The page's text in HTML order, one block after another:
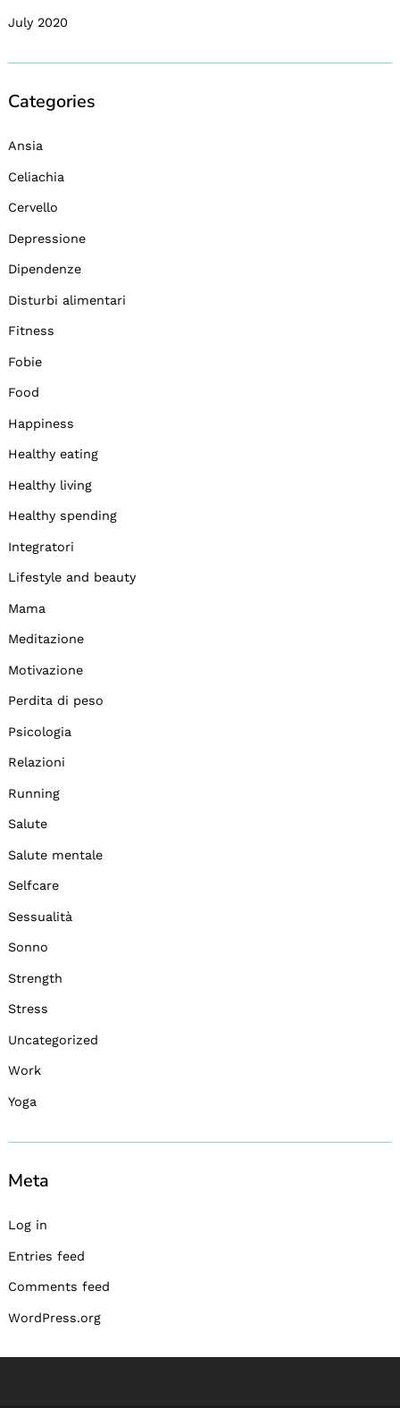
July 2020
Categories
Ansia
Celiachia
Cervello
Depressione
Dipendenze
Disturbi alimentari
Fitness
Fobie
Food
Happiness
Healthy eating
Healthy living
Healthy spending
Integratori
Lifestyle and beauty
Mama
Meditazione
Motivazione
Perdita di peso
Psicologia
Relazioni
Running
Salute
Salute mentale
Selfcare
Sessualità
Sonno
Strength
Stress
Uncategorized
Work
Yoga
Meta
Log in
Entries feed
Comments feed
WordPress.org